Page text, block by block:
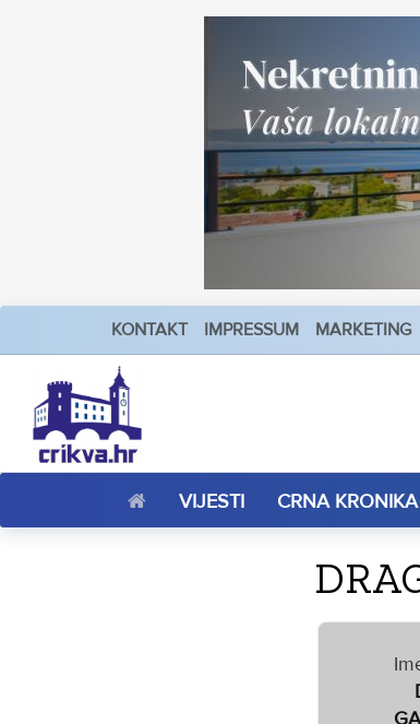
KONTAKT IMPRESSUM MARKETING
VIJESTI CRNA KRONIKA